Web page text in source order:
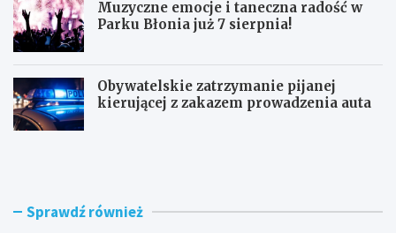
Muzyczne emocje i taneczna radość w
Parku Błonia już 7 sierpnia!
Obywatelskie zatrzymanie pijanej
kierującej z zakazem prowadzenia auta
G
y
B
n Sprawdź również